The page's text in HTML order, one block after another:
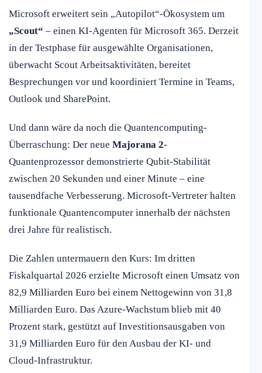
Microsoft erweitert sein „Autopilot“-Ökosystem um
„Scout“ – einen KI-Agenten für Microsoft 365. Derzeit
in der Testphase für ausgewählte Organisationen,
überwacht Scout Arbeitsaktivitäten, bereitet
Besprechungen vor und koordiniert Termine in Teams,
Outlook und SharePoint.
Und dann wäre da noch die Quantencomputing-
Überraschung: Der neue Majorana 2-
Quantenprozessor demonstrierte Qubit-Stabilität
zwischen 20 Sekunden und einer Minute – eine
tausendfache Verbesserung. Microsoft-Vertreter halten
funktionale Quantencomputer innerhalb der nächsten
drei Jahre für realistisch.
Die Zahlen untermauern den Kurs: Im dritten
Fiskalquartal 2026 erzielte Microsoft einen Umsatz von
82,9 Milliarden Euro bei einem Nettogewinn von 31,8
Milliarden Euro. Das Azure-Wachstum blieb mit 40
Prozent stark, gestützt auf Investitionsausgaben von
31,9 Milliarden Euro für den Ausbau der KI- und
Cloud-Infrastruktur.